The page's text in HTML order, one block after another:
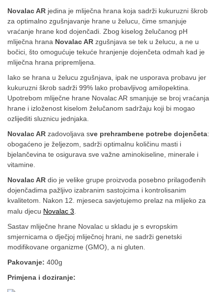
Novalac AR jedina je mliječna hrana koja sadrži kukuruzni škrob
za optimalno zgušnjavanje hrane u želucu, čime smanjuje
vraćanje hrane kod dojenčadi. Zbog kiselog želučanog pH
mliječna hrana Novalac AR zgušnjava se tek u želucu, a ne u
bočici, što omogućuje tekuće hranjenje dojenčeta odmah kad je
mliječna hrana pripremljena.
Iako se hrana u želucu zgušnjava, ipak ne usporava probavu jer
kukuruzni škrob sadrži 99% lako probavljivog amilopektina.
Upotrebom mliječne hrane Novalac AR smanjuje se broj vraćanja
hrane i izloženost kiselom želučanom sadržaju koji bi mogao
ozlijediti sluznicu jednjaka.
Novalac AR zadovoljava sve prehrambene potrebe dojenčeta:
obogaćeno je željezom, sadrži optimalnu količinu masti i
bjelančevina te osigurava sve važne aminokiseline, minerale i
vitamine.
Novalac AR dio je velike grupe proizvoda posebno prilagođenih
dojenčadima pažljivo izabranim sastojcima i kontrolisanim
kvalitetom. Nakon 12. mjeseca savjetujemo prelaz na mlijeko za
malu djecu Novalac 3
Sastav mliječne hrane Novalac u skladu je s evropskim
smjernicama o dječjoj mliječnoj hrani, ne sadrži genetski
modifikovane organizme (GMO), a ni gluten.
Pakovanje: 400g
Primjena i doziranje: